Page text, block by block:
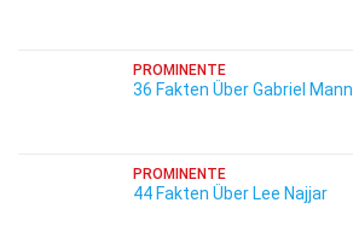
PROMINENTE
36 Fakten Über Gabriel Mann
PROMINENTE
44 Fakten Über Lee Najjar